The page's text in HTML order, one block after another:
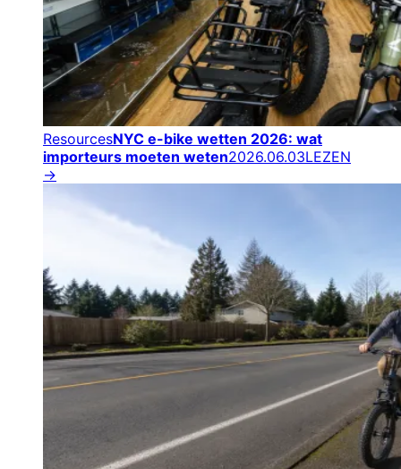
ResourcesNYC e-bike wetten 2026: wat
importeurs moeten weten2026.06.03LEZEN
→